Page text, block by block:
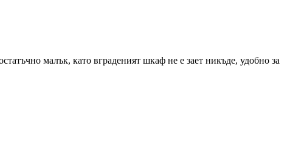
малък, като вграденият шкаф не е зает никъде, удобно за